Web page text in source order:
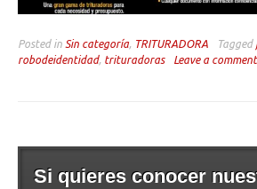
Posted in Sin categoría, TRITURADORA Tagged
robodeidentidad, trituradoras Leave a comment
Si quieres conocer